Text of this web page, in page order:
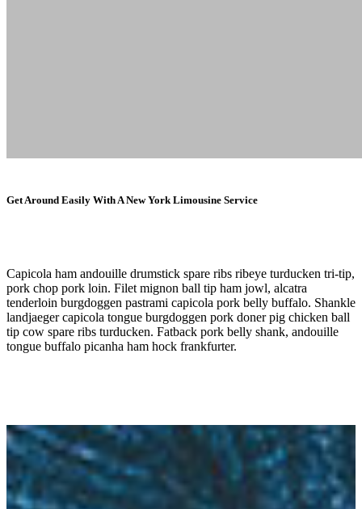
Get Around Easily With A New York Limousine Service
Capicola ham andouille drumstick spare ribs ribeye turducken tri-tip,
pork chop pork loin. Filet mignon ball tip ham jowl, alcatra
tenderloin burgdoggen pastrami capicola pork belly buffalo. Shankle
landjaeger capicola tongue burgdoggen pork doner pig chicken ball
tip cow spare ribs turducken. Fatback pork belly shank, andouille
tongue buffalo picanha ham hock frankfurter.